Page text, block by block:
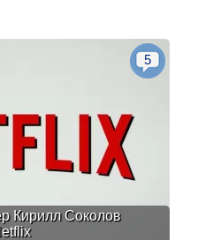
Кирилл Соколов
5